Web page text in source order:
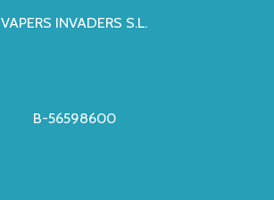
VAPERS INVADERS S.L.
B-56598600